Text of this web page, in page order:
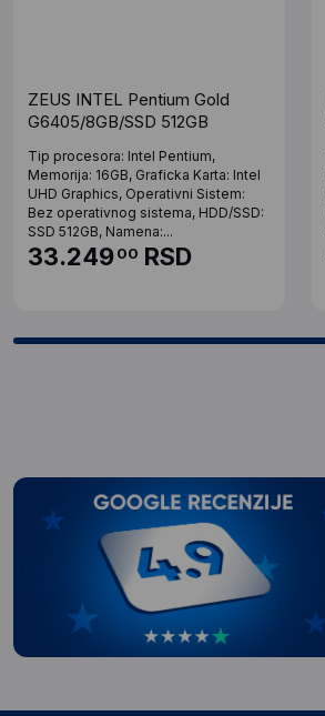
ZEUS INTEL Pentium Gold
G6405/8GB/SSD 512GB
Tip procesora: Intel Pentium,
Memorija: 16GB, Graficka Karta: Intel
UHD Graphics, Operativni Sistem:
Bez operativnog sistema, HDD/SSD:
SSD 512GB, Namena:...
33.24900 RSD